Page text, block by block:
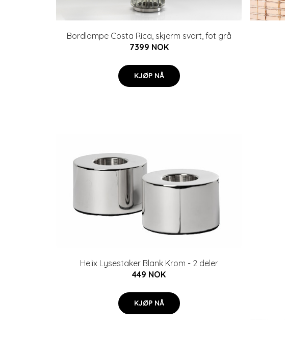
Bordlampe Costa Rica, skjerm svart, fot grå
7399 NOK
KJØP NÅ
Helix Lysestaker Blank Krom - 2 deler
449 NOK
KJØP NÅ